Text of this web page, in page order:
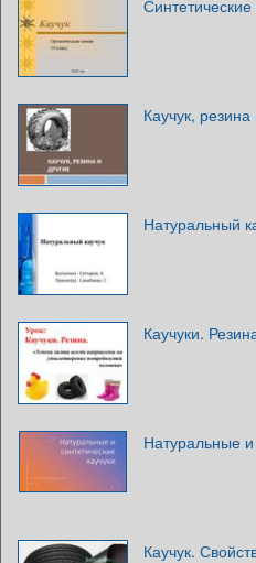
Синтетические
Каучук,
Натуральный
Каучуки.
Натуральные и
Каучук.